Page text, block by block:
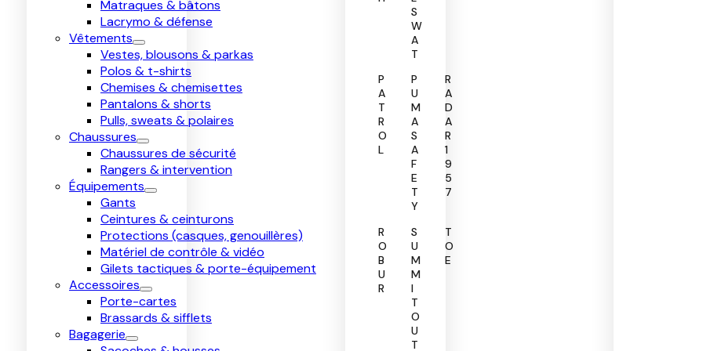
S
W
A
T
P
A
T
R
O
L
P
U
M
A
S
A
F
E
T
Y
R
A
D
A
R
1
9
5
7
R
O
B
U
R
S
U
M
M
I
T
O
U
T
T
O
E
Matraques & bâtons
Lacrymo & défense
Vêtements
Vestes, blousons & parkas
Polos & t-shirts
Chemises & chemisettes
Pantalons & shorts
Pulls, sweats & polaires
Chaussures
Chaussures de sécurité
Rangers & intervention
Équipements
Gants
Ceintures & ceinturons
Protections (casques, genouillères)
Matériel de contrôle & vidéo
Gilets tactiques & porte-équipement
Accessoires
Porte-cartes
Brassards & sifflets
Bagagerie